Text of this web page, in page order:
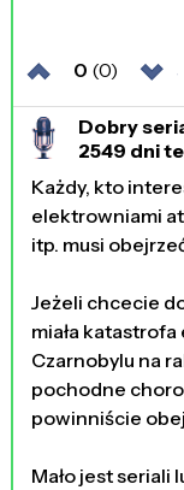
0 (0)
Dobry
2549 dni
Każdy, kto
elektrowniami
itp. musi
Jeżeli chcecie
miała
Czarnobylu na
pochodne
powinniście
Mało jest seriali